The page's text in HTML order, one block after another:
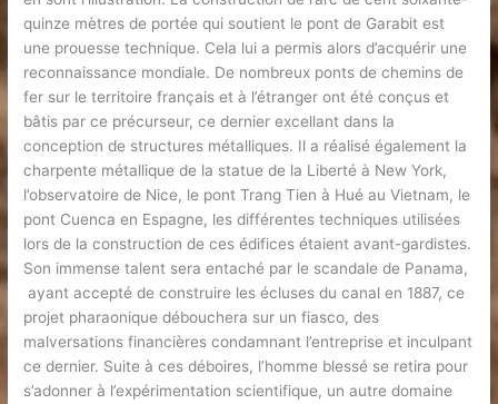
quinze mètres de portée qui soutient le pont de Garabit est
une prouesse technique. Cela lui a permis alors d’acquérir une
reconnaissance mondiale. De nombreux ponts de chemins de
fer sur le territoire français et à l’étranger ont été conçus et
bâtis par ce précurseur, ce dernier excellant dans la
conception de structures métalliques. Il a réalisé également la
charpente métallique de la statue de la Liberté à New York,
l’observatoire de Nice, le pont Trang Tien à Hué au Vietnam, le
pont Cuenca en Espagne, les différentes techniques utilisées
lors de la construction de ces édifices étaient avant-gardistes.
Son immense talent sera entaché par le scandale de Panama,
ayant accepté de construire les écluses du canal en 1887, ce
projet pharaonique débouchera sur un fiasco, des
malversations financières condamnant l’entreprise et inculpant
ce dernier. Suite à ces déboires, l’homme blessé se retira pour
s’adonner à l’expérimentation scientifique, un autre domaine